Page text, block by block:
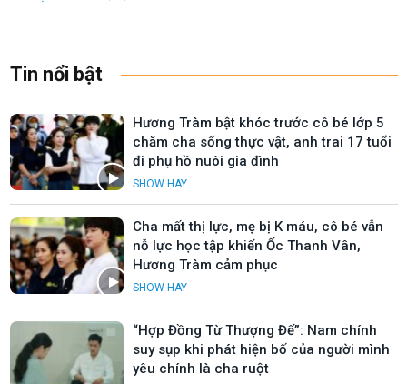
Tin nổi bật
Hương Tràm bật khóc trước cô bé lớp 5
chăm cha sống thực vật, anh trai 17 tuổi
đi phụ hồ nuôi gia đình
SHOW HAY
Cha mất thị lực, mẹ bị K máu, cô bé vẫn
nỗ lực học tập khiến Ốc Thanh Vân,
Hương Tràm cảm phục
SHOW HAY
“Hợp Đồng Từ Thượng Đế”: Nam chính
suy sụp khi phát hiện bố của người mình
yêu chính là cha ruột